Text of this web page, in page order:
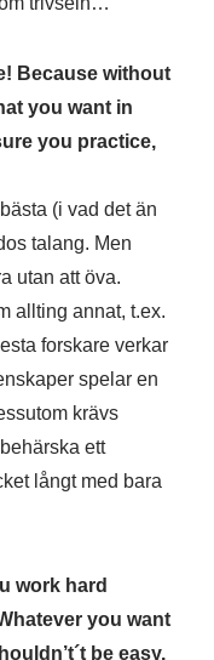
Because without
you want in
you practice,
(i vad det än
talang. Men
utan att öva.
allting annat, t.ex.
forskare verkar
spelar en
krävs
ett
långt med bara
work hard
you want
be easy.